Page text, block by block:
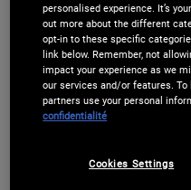
Ce qui le rend unique
Ingrédients Clés
personalised experience. It’s
out more about the different
opt-in to these specific
link below. Remember, not
impact your experience as we
our services and/or features. To
partners use your personal
confidentialité
Cookies Settings